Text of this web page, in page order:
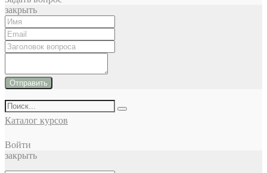
закрыть
Отправить
Каталог курсов
Войти
закрыть